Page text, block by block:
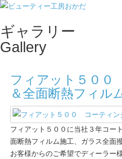
ギャラリー
Gallery
フィアット５０
＆全面断熱フィル
フィアット５００に当社３年コー
面断熱フィルム施工、ガラス全面
お客様からのご希望でディーラー